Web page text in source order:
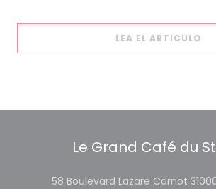
LEA EL ARTICULO
Le Grand Café du
58 Boulevard Lazare Carnot